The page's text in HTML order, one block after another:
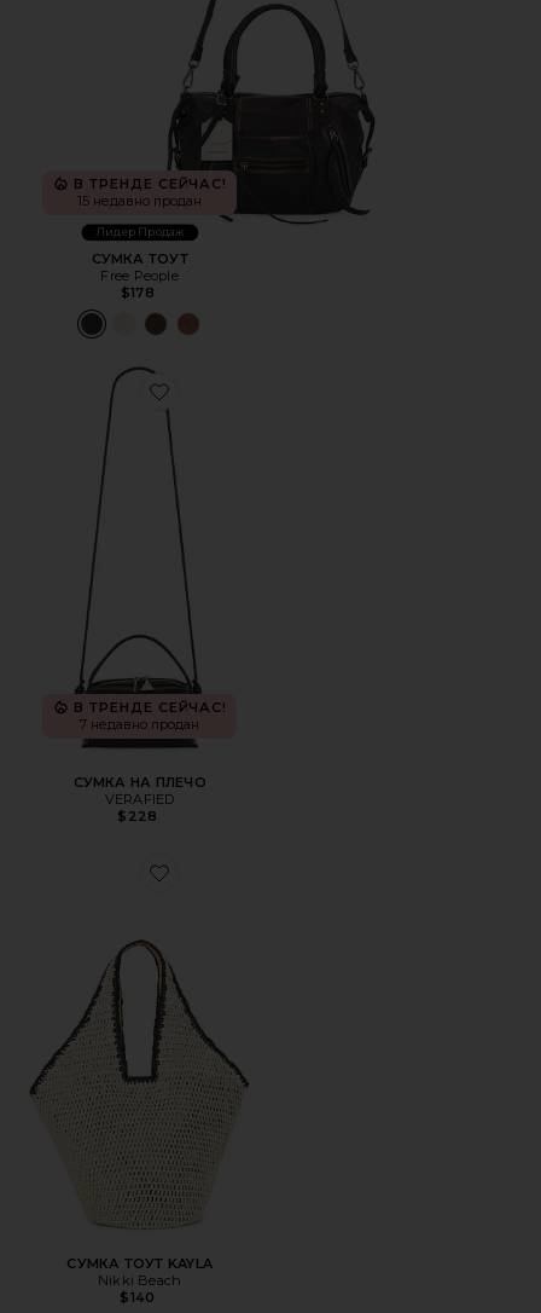
В ТРЕНДЕ СЕЙЧАС!
15 недавно продан
Лидер Продаж
СУМКА ТОУТ
Free People
$178
Favorite СУМКА НА ПЛЕЧО
В ТРЕНДЕ СЕЙЧАС!
7 недавно продан
СУМКА НА ПЛЕЧО
VERAFIED
$228
Favorite СУМКА ТОУТ KAYLA
СУМКА ТОУТ KAYLA
Nikki Beach
$140